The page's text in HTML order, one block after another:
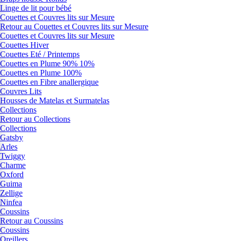
Linge de lit pour bébé
Couettes et Couvres lits sur Mesure
Retour au Couettes et Couvres lits sur Mesure
Couettes et Couvres lits sur Mesure
Couettes Hiver
Couettes Eté / Printemps
Couettes en Plume 90% 10%
Couettes en Plume 100%
Couettes en Fibre anallergique
Couvres Lits
Housses de Matelas et Surmatelas
Collections
Retour au Collections
Collections
Gatsby
Arles
Twiggy
Charme
Oxford
Guima
Zellige
Ninfea
Coussins
Retour au Coussins
Coussins